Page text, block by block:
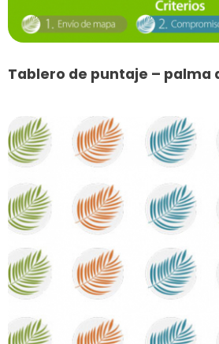
Tablero de puntaje – palma